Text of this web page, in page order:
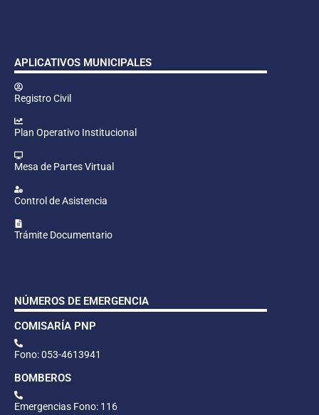
APLICATIVOS MUNICIPALES
Registro Civil
Plan Operativo Institucional
Mesa de Partes Virtual
Control de Asistencia
Trámite Documentario
NÚMEROS DE EMERGENCIA
COMISARÍA PNP
Fono: 053-4613941
BOMBEROS
Emergencias Fono: 116